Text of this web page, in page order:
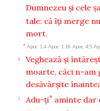
Dumnezeu şi cele
tale: că îţi merge
mort.
* Apoc 1:4 Apoc 1:16 Apoc 4:5
2
Veghează şi
moarte, căci n-am
desăvârşite
3 Adu-ţi* aminte dar